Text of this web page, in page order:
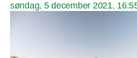
søndag, 5 december 2021,